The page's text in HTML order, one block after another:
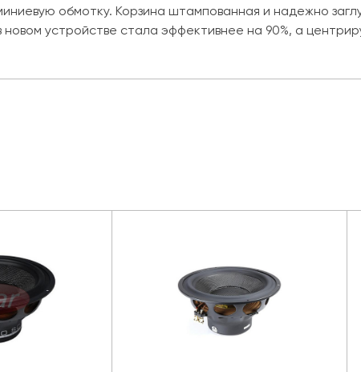
обмотку. Корзина штампованная и надежно
новом устройстве стала эффективнее на 90%, а